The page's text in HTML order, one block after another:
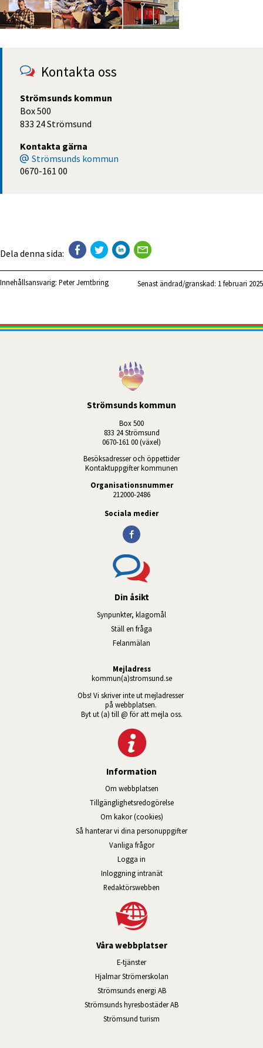
Kontakta oss
Strömsunds kommun
Box 500
833 24 Strömsund
Kontakta gärna
Strömsunds kommun
0670-161 00
Dela denna sida:
Innehållsansvarig: Peter Jemtbring Senast ändrad/granskad: 1 februari 2025
Strömsunds kommun
Box 500
833 24 Strömsund
0670-161 00 (växel)
Besöksadresser och öppettider
Kontaktuppgifter kommunen
Organisationsnummer
212000-2486
Sociala medier
Din åsikt
Synpunkter, klagomål
Ställ en fråga
Felanmälan
Mejladress
kommun(a)stromsund.se
Obs! Vi skriver inte ut mejladresser
på webbplatsen.
Byt ut (a) till @ för att mejla oss.
Information
Om webbplatsen
Tillgänglig­hets­redo­görelse
Om kakor (cookies)
Så hanterar vi dina personuppgifter
Vanliga frågor
Logga in
Inloggning intranätÖppnas i nytt fönster.
Redaktörswebben
Våra webbplatser
E-tjänsterLänk till annan webbplats, öppnas i
Hjalmar StrömerskolanLänk till annan webbplats,
Strömsunds energi ABLänk till annan webbplats,
Strömsunds hyresbostäder ABLänk till annan
Strömsund turism